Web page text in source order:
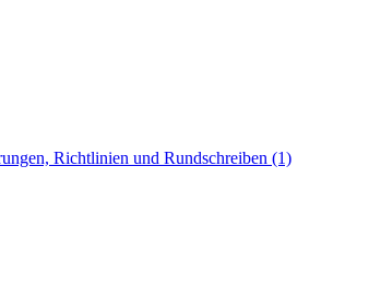
Richtlinien und Rundschreiben (1)